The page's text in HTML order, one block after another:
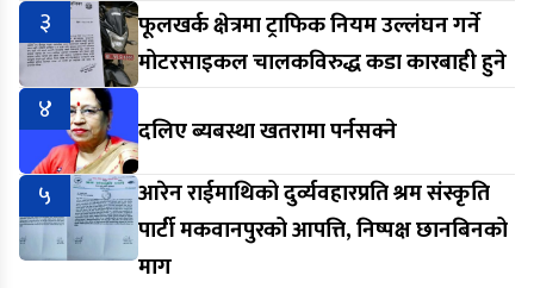
३
फूलखर्क क्षेत्रमा ट्राफिक नियम उल्लंघन गर्ने
मोटरसाइकल चालकविरुद्ध कडा कारबाही हुने
४
दलिए ब्यबस्था खतरामा पर्नसक्ने
५
आरेन राईमाथिको दुर्व्यवहारप्रति श्रम संस्कृति
पार्टी मकवानपुरको आपत्ति, निष्पक्ष छानबिनको
माग